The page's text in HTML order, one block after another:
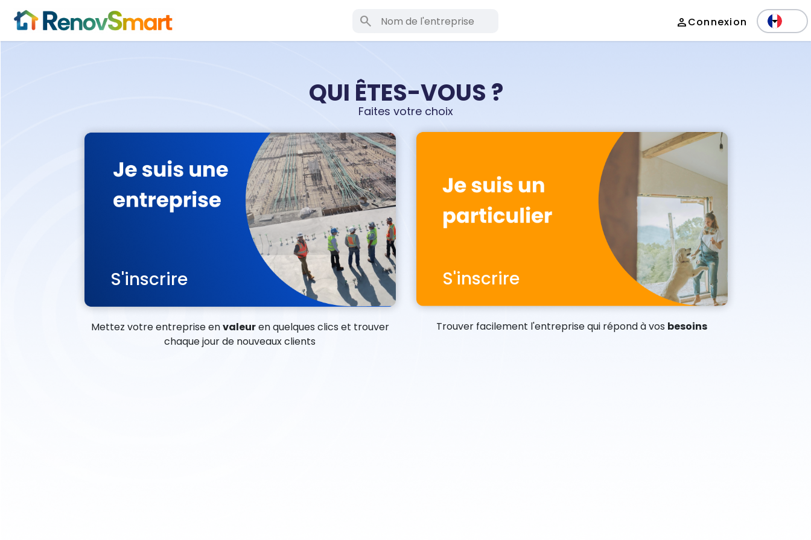
search personConnexion
QUI ÊTES-VOUS ?
Faites votre choix
S'inscrire
Mettez votre entreprise envaleuren quelques clics et trouver
chaque jour de nouveaux clients
S'inscrire
Trouver facilement l'entreprise qui répond à vos besoins